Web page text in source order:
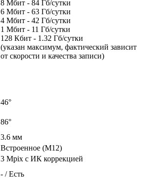
8 Мбит - 84 Гб/сутки
6 Мбит - 63 Гб/сутки
4 Мбит - 42 Гб/сутки
1 Мбит - 11 Гб/сутки
128 Кбит - 1.32 Гб/сутки
(указан максимум, фактический зависит
от скорости и качества записи)
46°
86°
3.6 мм
Встроенное (М12)
3 Mpix c ИК коррекцией
- / Есть